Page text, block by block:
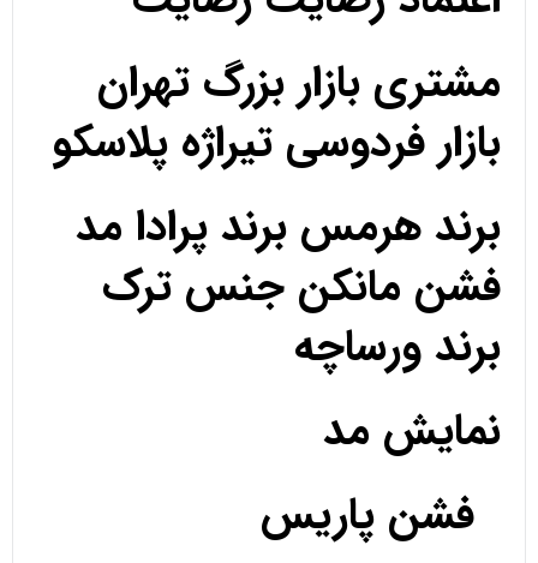
مشتری بازار بزرگ تهران
بازار فردوسی تیراژه پلاسکو
برند هرمس برند پرادا مد
فشن مانکن جنس ترک
برند ورساچه
نمایش مد
فشن پاریس